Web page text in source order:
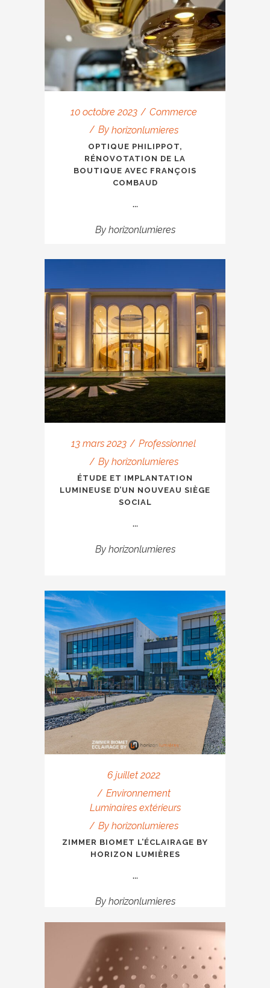
10 octobre 2023
Commerce
By horizonlumieres
OPTIQUE PHILIPPOT,
RÉNOVOTATION DE LA
BOUTIQUE AVEC FRANÇOIS
COMBAUD
...
By horizonlumieres
13 mars 2023
Professionnel
By horizonlumieres
ÉTUDE ET IMPLANTATION
LUMINEUSE D’UN NOUVEAU SIÈGE
SOCIAL
...
By horizonlumieres
6 juillet 2022
Environnement
Luminaires extérieurs
By horizonlumieres
ZIMMER BIOMET L’ÉCLAIRAGE BY
HORIZON LUMIÈRES
...
By horizonlumieres